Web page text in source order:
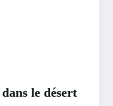
le désert